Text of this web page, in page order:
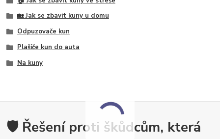
🏡 Jak se zbavit kuny u domu
Odpuzovače kun
Plašiče kun do auta
Na kuny
🛡️ Řešení proti škůdcům, která